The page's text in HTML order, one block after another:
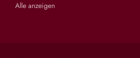
Alle anzeigen